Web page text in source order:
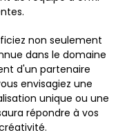
non seulement
dans le domaine
d'un partenaire
envisagiez une
unique ou une
répondre à vos